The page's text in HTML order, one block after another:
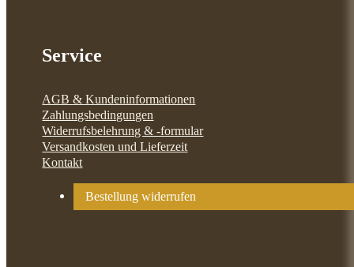
Service
AGB & Kundeninformationen
Zahlungsbedingungen
Widerrufsbelehrung & -formular
Versandkosten und Lieferzeit
Kontakt
Bestellung widerrufen